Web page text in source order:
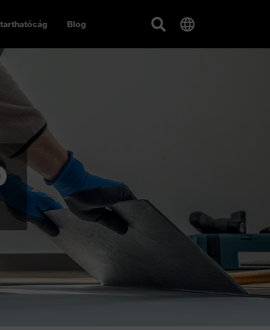
Blog